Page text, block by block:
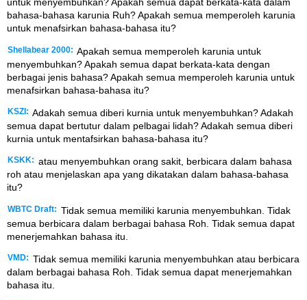
bahasa-bahasa karunia Ruh? Apakah semua memperoleh karunia
untuk menafsirkan bahasa-bahasa itu?
Shellabear 2000: Apakah semua memperoleh karunia untuk
menyembuhkan? Apakah semua dapat berkata-kata dengan
berbagai jenis bahasa? Apakah semua memperoleh karunia untuk
menafsirkan bahasa-bahasa itu?
KSZI: Adakah semua diberi kurnia untuk menyembuhkan? Adakah
semua dapat bertutur dalam pelbagai lidah? Adakah semua diberi
kurnia untuk mentafsirkan bahasa-bahasa itu?
KSKK: atau menyembuhkan orang sakit, berbicara dalam bahasa
roh atau menjelaskan apa yang dikatakan dalam bahasa-bahasa
itu?
WBTC Draft: Tidak semua memiliki karunia menyembuhkan. Tidak
semua berbicara dalam berbagai bahasa Roh. Tidak semua dapat
menerjemahkan bahasa itu.
VMD: Tidak semua memiliki karunia menyembuhkan atau berbicara
dalam berbagai bahasa Roh. Tidak semua dapat menerjemahkan
bahasa itu.